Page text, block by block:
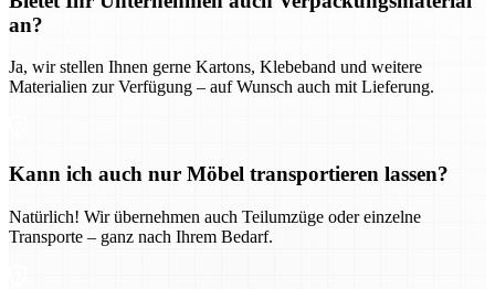
an?
Ja, wir stellen Ihnen gerne Kartons, Klebeband und weitere
Materialien zur Verfügung – auf Wunsch auch mit Lieferung.
Kann ich auch nur Möbel transportieren lassen?
Natürlich! Wir übernehmen auch Teilumzüge oder einzelne
Transporte – ganz nach Ihrem Bedarf.